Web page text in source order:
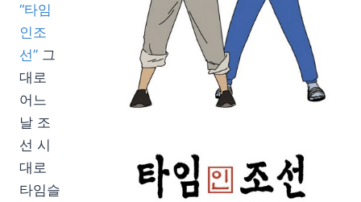
“타임
인조
선” 그
대로
어느
날 조
선 시
대로
타임슬